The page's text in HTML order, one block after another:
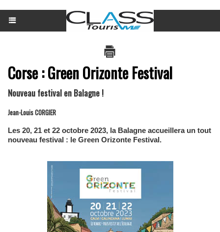
Corse : Green Orizonte Festival
Nouveau festival en Balagne !
Jean-Louis CORGIER
Les 20, 21 et 22 octobre 2023, la Balagne accueillera un tout
nouveau festival : le Green Orizonte Festival.